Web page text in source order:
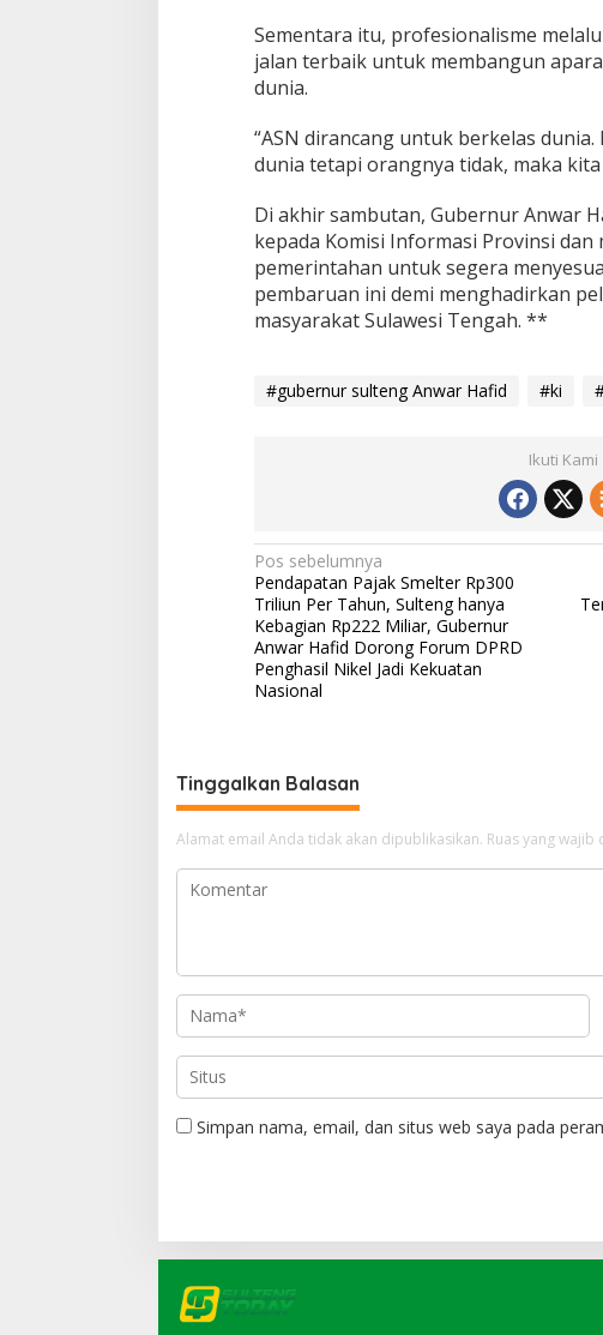
Sementara itu, profesionalisme
jalan terbaik untuk membangun
dunia.
“ASN dirancang untuk berkelas
dunia tetapi orangnya tidak, maka
Di akhir sambutan, Gubernur Anwar
kepada Komisi Informasi Provinsi
pemerintahan untuk segera
pembaruan ini demi menghadirkan
masyarakat Sulawesi Tengah. **
#gubernur sulteng Anwar Hafid #ki
Ikuti Kami
Navigasi
pos
Pos sebelumnya
Pendapatan Pajak Smelter Rp300
Triliun Per Tahun, Sulteng hanya
Kebagian Rp222 Miliar, Gubernur
Anwar Hafid Dorong Forum DPRD
Penghasil Nikel Jadi Kekuatan
Nasional
Tinggalkan Balasan
Alamat email Anda tidak akan dipublikasikan. Ruas yang wajib
Simpan nama, email, dan situs web saya pada